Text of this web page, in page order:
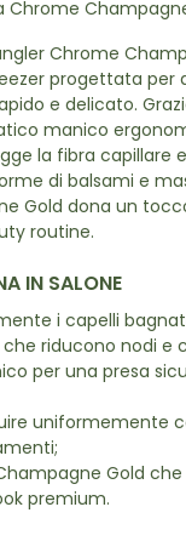
Chrome
Chrome
progettata per
e delicato.
manico
la fibra capillare
di balsami e
Gold dona un
routine.
IN SALONE
i capelli
che riducono nodi e
per una presa
uniformemente
Gold che
premium.